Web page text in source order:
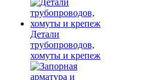
Детали
трубопроводов,
хомуты и крепеж